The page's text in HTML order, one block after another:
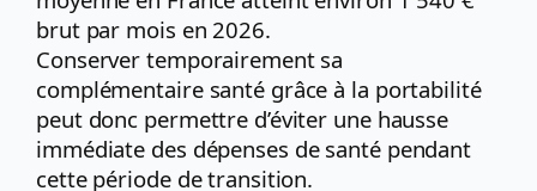
brut par mois en 2026.
Conserver temporairement sa
complémentaire santé grâce à la portabilité
peut donc permettre d’éviter une hausse
immédiate des dépenses de santé pendant
cette période de transition.